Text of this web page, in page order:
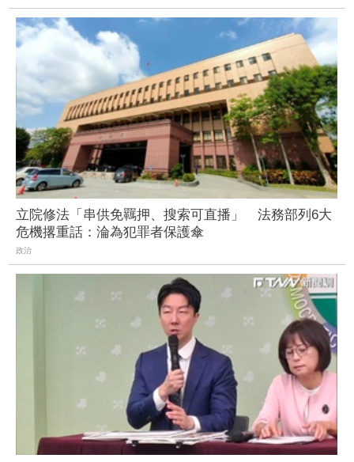
立院修法「串供免羈押、搜索可直播」 法務部列6大
危機撂重話：淪為犯罪者保護傘
政治